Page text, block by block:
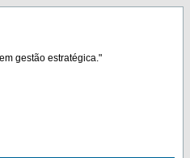
gestão estratégica."